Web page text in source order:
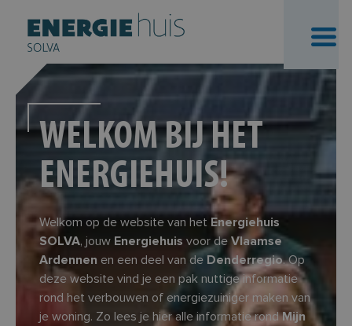
Skip
to
WELKOM BIJ HET
ENERGIEHUIS!
Welkom op de website van het Energiehuis
SOLVA, jouw Energiehuis voor deVlaamse
Ardennen en een deel van de Denderregio. Op
deze website vind je een pak nuttige informatie
rond het verbouwen of energiezuiniger maken van
je woning. Zo lees je hier alle informatie rondMijn